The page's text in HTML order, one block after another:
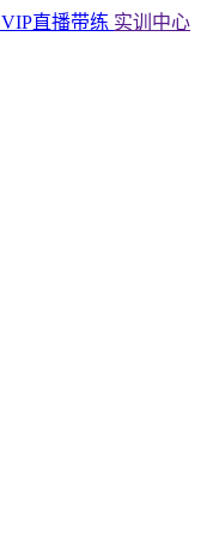
VIP直播带练 实训中心